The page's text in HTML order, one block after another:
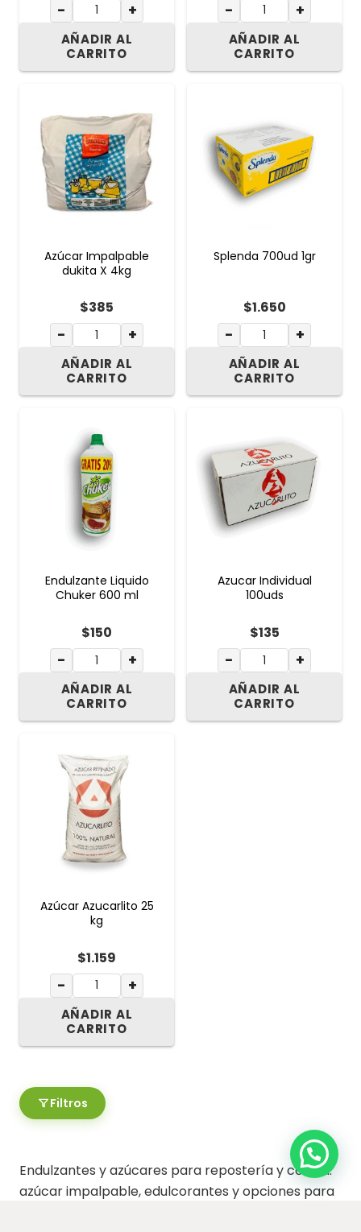
Filtros
− +
AÑADIR AL
CARRITO
− +
AÑADIR AL
CARRITO
Azúcar Impalpable
dukita X 4kg
$385
− +
AÑADIR AL
CARRITO
Splenda 700ud 1gr
$1.650
− +
AÑADIR AL
CARRITO
Endulzante Liquido
Chuker 600 ml
$150
− +
AÑADIR AL
CARRITO
Azucar Individual
100uds
$135
− +
AÑADIR AL
CARRITO
Azúcar Azucarlito 25
kg
$1.159
− +
AÑADIR AL
CARRITO
Endulzantes y azúcares para repostería y cocina:
azúcar impalpable, edulcorantes y opciones para